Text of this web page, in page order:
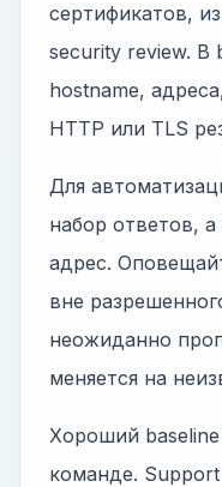
сертификатов,
security review. В
hostname,
HTTP или TLS
Для
набор ответов,
адрес.
вне
неожиданно
меняется на
Хороший baseline
команде.